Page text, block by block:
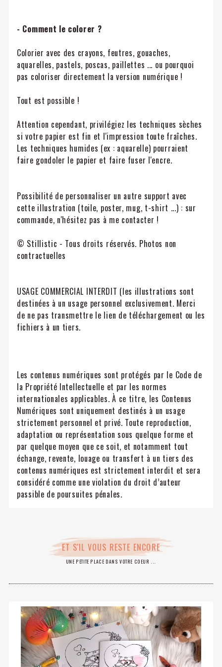
- Comment le colorer ?
Colorier avec des crayons, feutres, gouaches,
aquarelles, pastels, poscas, paillettes ... ou pourquoi
pas coloriser directement la version numérique !
Tout est possible !
Attention cependant, privilégiez les techniques sèches
si votre papier est fin et l'impression toute fraîches.
Les techniques humides (ex : aquarelle) pourraient
faire gondoler le papier et faire fuser l'encre.
Possibilité de personnaliser un autre support avec
cette illustration (toile, poster, mug, t-shirt ...) : sur
commande, n'hésitez pas à me contacter !
© Stillistic - Tous droits réservés. Photos non
contractuelles
USAGE COMMERCIAL INTERDIT (les illustrations sont
destinées à un usage personnel exclusivement. Merci
de ne pas transmettre le lien de téléchargement ou les
fichiers à un tiers.
Les contenus numériques sont protégés par le Code de
la Propriété Intellectuelle et par les normes
internationales applicables. À ce titre, les Contenus
Numériques sont uniquement destinés à un usage
strictement personnel et privé. Toute reproduction,
adaptation ou représentation sous quelque forme et
par quelque moyen que ce soit, et notamment tout
échange, revente, louage ou transfert à un tiers des
contenus numériques est strictement interdit et sera
considéré comme une violation du droit d’auteur
passible de poursuites pénales.
ET S'IL VOUS RESTE ENCORE
UNE PETITE PLACE DANS VOTRE COEUR ...